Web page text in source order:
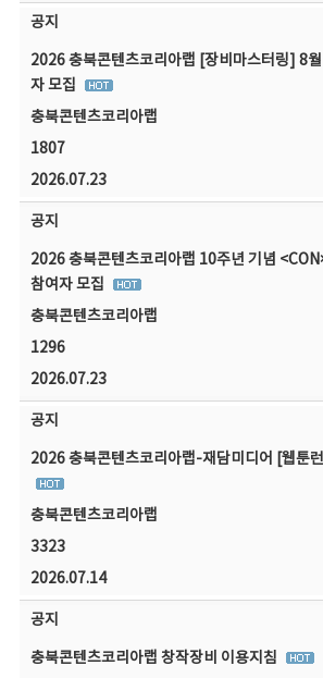
공지
2026 충북콘텐츠코리아랩 [장비마스터링] 8
자 모집
충북콘텐츠코리아랩
1807
2026.07.23
공지
2026 충북콘텐츠코리아랩 10주년 기념
참여자 모집
충북콘텐츠코리아랩
1296
2026.07.23
공지
2026 충북콘텐츠코리아랩-재담미디어 [웹툰
충북콘텐츠코리아랩
3323
2026.07.14
공지
충북콘텐츠코리아랩 창작장비 이용지침